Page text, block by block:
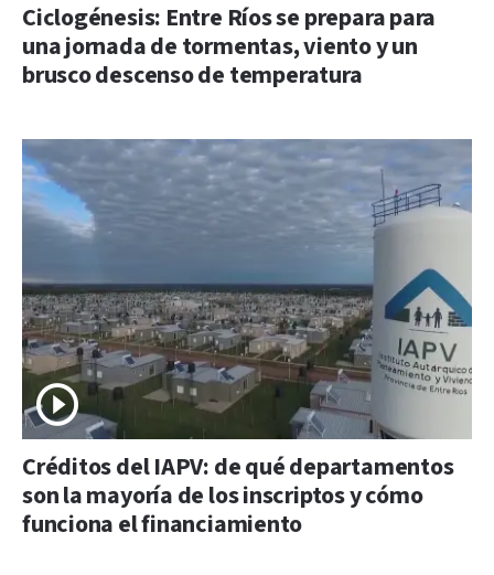
Ciclogénesis: Entre Ríos se prepara para
una jornada de tormentas, viento y un
brusco descenso de temperatura
Créditos del IAPV: de qué departamentos
son la mayoría de los inscriptos y cómo
funciona el financiamiento